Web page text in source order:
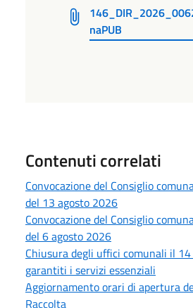
naPUB
Contenuti correlati
Convocazione del Consiglio
del 13 agosto 2026
Convocazione del Consiglio
del 6 agosto 2026
Chiusura degli uffici comunali il
garantiti i servizi essenziali
Aggiornamento orari di apertura
Raccolta